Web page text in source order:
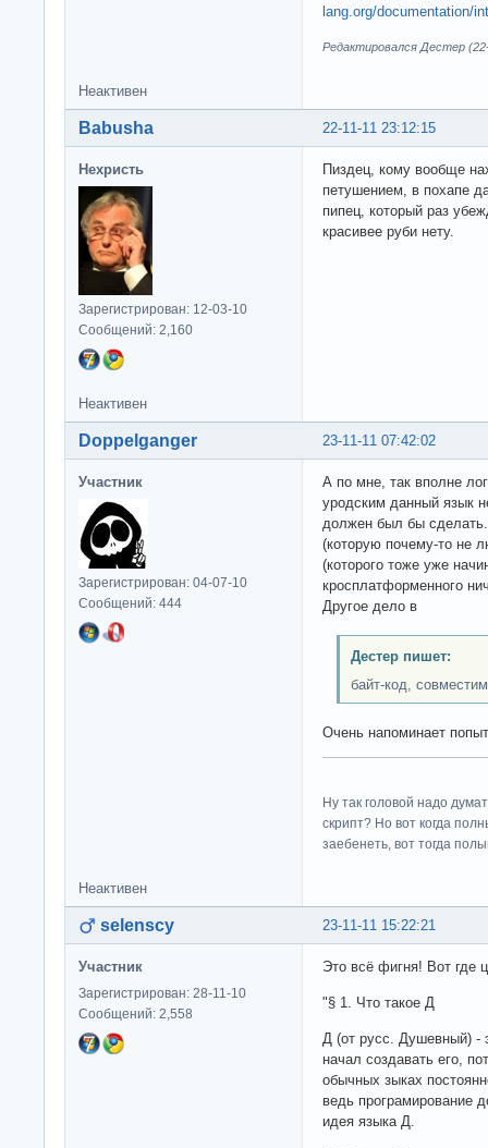
lang.org/documentation/
Редактировался Дестер
Неактивен
22-11-11 23:12:15
Babusha
Нехристь
Зарегистрирован: 12-03-10
Сообщений: 2,160
Пиздец, кому вообще
петушением, в похапе
пипец, который раз
красивее руби нету.
Неактивен
23-11-11 07:42:02
Doppelganger
Участник
Зарегистрирован: 04-07-10
Сообщений: 444
А по мне, так вполне
уродским данный язык
должен был бы
(которую почему-то не
(которого тоже уже
кросплатформенного
Другое дело в
Дестер пишет:
байт-код,
Очень напоминает
Ну так головой надо
скрипт? Но вот когда
заебенеть, вот тогда
Неактивен
23-11-11 15:22:21
selenscy
Участник
Зарегистрирован: 28-11-10
Сообщений: 2,558
Это всё фигня! Вот где
"§ 1. Что такое Д
Д (от русс. Душевный) -
начал создавать его,
обычных зыках
ведь програмирование
идея языка Д.